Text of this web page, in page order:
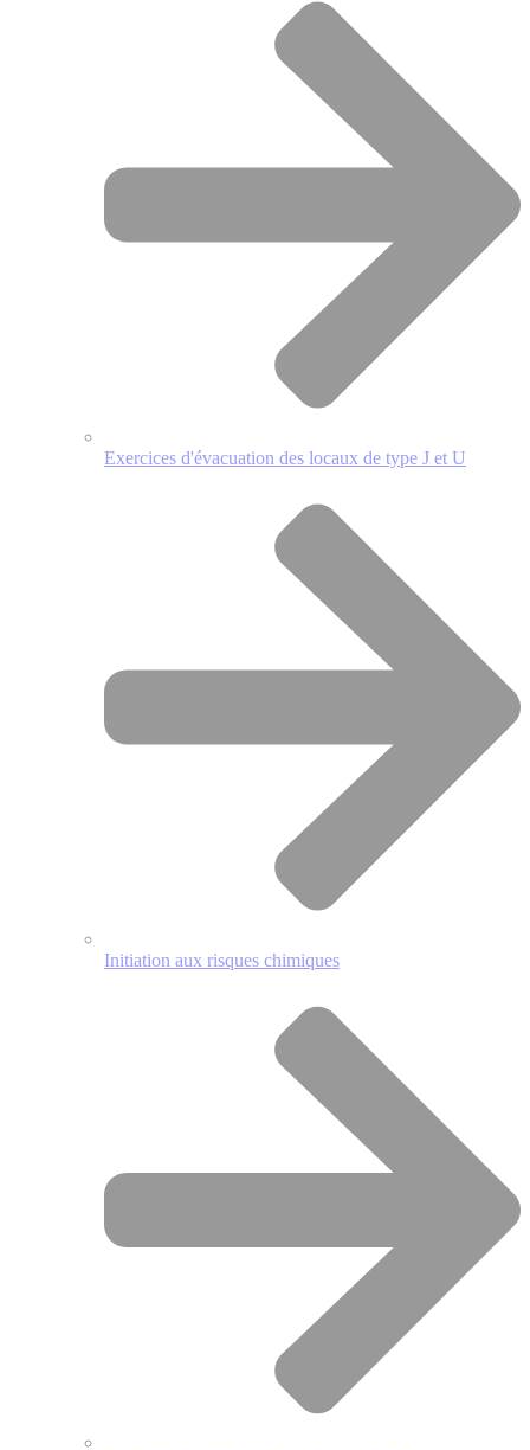
Exercices d'évacuation des locaux de type J et U
Initiation aux risques chimiques